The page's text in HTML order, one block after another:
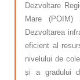
Dezvoltare
Mare (POIM)
Dezvoltarea
eficient al
nivelului de
și a gradului